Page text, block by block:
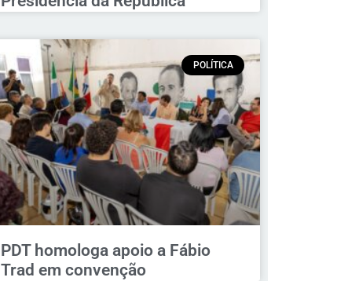
POLÍTICA
PDT homologa apoio a Fábio
Trad em convenção